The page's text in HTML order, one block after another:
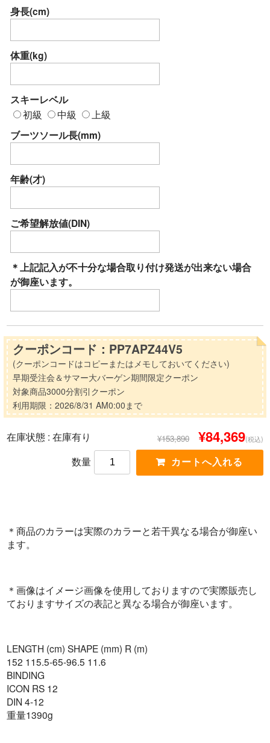
身長(cm)
体重(kg)
スキーレベル
初級 中級 上級
ブーツソール長(mm)
年齢(才)
ご希望解放値(DIN)
＊上記記入が不十分な場合取り付け発送が出来ない場合
が御座います。
クーポンコード：PP7APZ44V5
(クーポンコードはコピーまたはメモしておいてください)
早期受注会＆サマー大バーゲン期間限定クーポン
対象商品3000分割引クーポン
利用期限：2026/8/31 AM0:00まで
在庫状態 :在庫有り ¥153,890 ¥84,369(税込)
数量
＊商品のカラーは実際のカラーと若干異なる場合が御座い
ます。
＊画像はイメージ画像を使用しておりますので実際販売し
ておりますサイズの表記と異なる場合が御座います。
LENGTH (cm) SHAPE (mm) R (m)
152 115.5-65-96.5 11.6
BINDING
ICON RS 12
DIN 4-12
重量1390g